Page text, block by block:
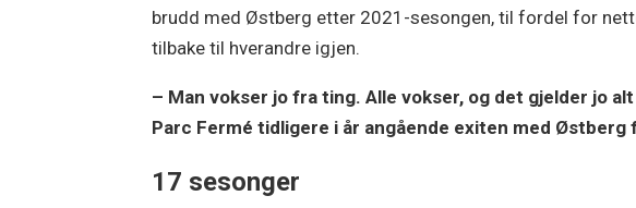
brudd med Østberg etter 2021-sesongen, til fordel for
tilbake til hverandre igjen.
– Man vokser jo fra ting. Alle vokser, og det gjelder jo
Parc Fermé tidligere i år angående exiten med Østberg
17 sesonger